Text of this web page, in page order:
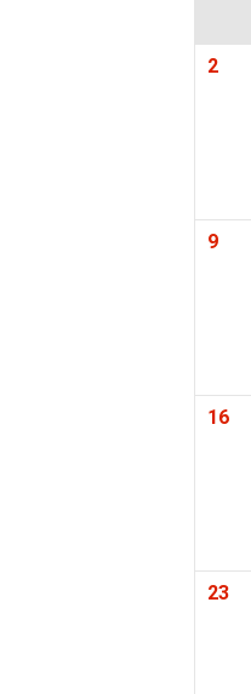
2
9
16
23